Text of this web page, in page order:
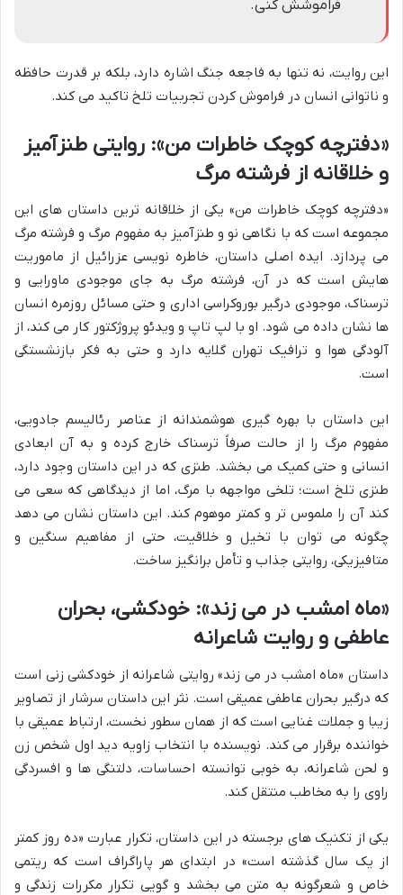
فراموشش کنی.
این روایت، نه تنها به فاجعه جنگ اشاره دارد، بلکه بر قدرت حافظه
و ناتوانی انسان در فراموش کردن تجربیات تلخ تاکید می کند.
«دفترچه کوچک خاطرات من»: روایتی طنزآمیز
و خلاقانه از فرشته مرگ
«دفترچه کوچک خاطرات من» یکی از خلاقانه ترین داستان های این
مجموعه است که با نگاهی نو و طنزآمیز به مفهوم مرگ و فرشته مرگ
می پردازد. ایده اصلی داستان، خاطره نویسی عزرائیل از ماموریت
هایش است که در آن، فرشته مرگ به جای موجودی ماورایی و
ترسناک، موجودی درگیر بوروکراسی اداری و حتی مسائل روزمره انسان
ها نشان داده می شود. او با لپ تاپ و ویدئو پروژکتور کار می کند، از
آلودگی هوا و ترافیک تهران گلایه دارد و حتی به فکر بازنشستگی
است.
این داستان با بهره گیری هوشمندانه از عناصر رئالیسم جادویی،
مفهوم مرگ را از حالت صرفاً ترسناک خارج کرده و به آن ابعادی
انسانی و حتی کمیک می بخشد. طنزی که در این داستان وجود دارد،
طنزی تلخ است؛ تلخی مواجهه با مرگ، اما از دیدگاهی که سعی می
کند آن را ملموس تر و کمتر موهوم کند. این داستان نشان می دهد
چگونه می توان با تخیل و خلاقیت، حتی از مفاهیم سنگین و
متافیزیکی، روایتی جذاب و تأمل برانگیز ساخت.
«ماه امشب در می زند»: خودکشی، بحران
عاطفی و روایت شاعرانه
داستان «ماه امشب در می زند» روایتی شاعرانه از خودکشی زنی است
که درگیر بحران عاطفی عمیقی است. نثر این داستان سرشار از تصاویر
زیبا و جملات غنایی است که از همان سطور نخست، ارتباط عمیقی با
خواننده برقرار می کند. نویسنده با انتخاب زاویه دید اول شخص زن
و لحن شاعرانه، به خوبی توانسته احساسات، دلتنگی ها و افسردگی
راوی را به مخاطب منتقل کند.
یکی از تکنیک های برجسته در این داستان، تکرار عبارت «ده روز کمتر
از یک سال گذشته است» در ابتدای هر پاراگراف است که ریتمی
خاص و شعرگونه به متن می بخشد و گویی تکرار مکررات زندگی و